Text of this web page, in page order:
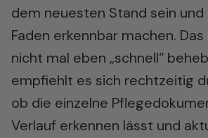
dem neuesten Stand sein
Faden erkennbar machen.
nicht mal eben „schnell“
empfiehlt es sich rechtzeitig
ob die einzelne
Verlauf erkennen lässt und